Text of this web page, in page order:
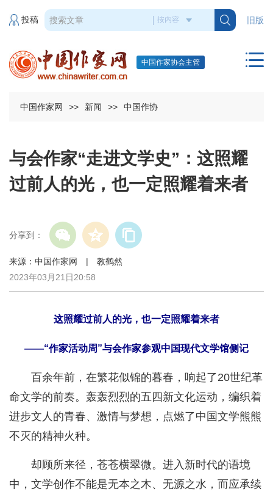
旧版
投稿
中国作家协会主管
中国作家网 >> 新闻 >> 中国作协
与会作家“走进文学史”：这照耀
过前人的光，也一定照耀着来者
分享到：
来源：中国作家网 | 教鹤然
2023年03月21日20:58
这照耀过前人的光，也一定照耀着来者
——“作家活动周”与会作家参观中国现代文学馆侧记
百余年前，在繁花似锦的暮春，响起了20世纪革
命文学的前奏。轰轰烈烈的五四新文化运动，编织着
进步文人的青春、激情与梦想，点燃了中国文学熊熊
不灭的精神火种。
却顾所来径，苍苍横翠微。进入新时代的语境
中，文学创作不能是无本之木、无源之水，而应承续